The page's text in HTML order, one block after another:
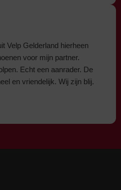
Velp Gelderland hierheen
voor mijn partner.
Echt een aanrader. De
en vriendelijk. Wij zijn blij.